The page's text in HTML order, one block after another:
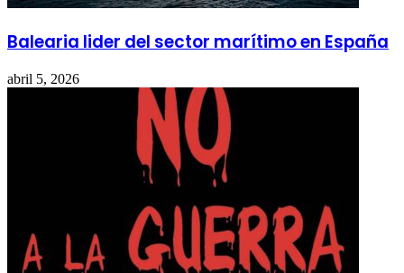
Balearia lider del sector marítimo en España
abril 5, 2026